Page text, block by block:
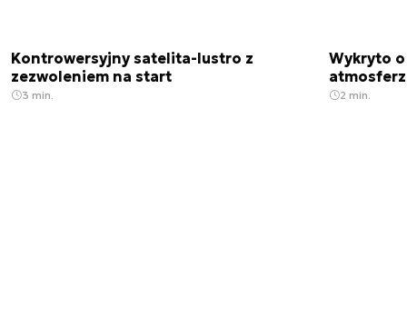
Kontrowersyjny satelita-lustro z
zezwoleniem na start
3 min.
Wykryto
2 min.